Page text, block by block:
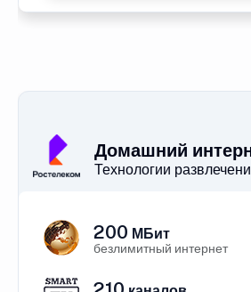
Домашний
Технологии
200 МБит
безлимитный интернет